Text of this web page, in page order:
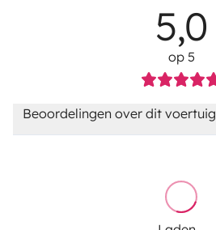
5,0
op 5
Beoordelingen over dit voertuig